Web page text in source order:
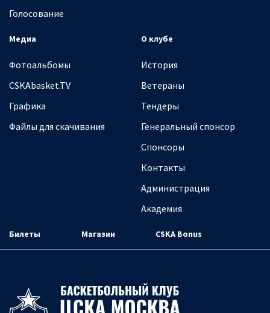
Голосование
Медиа
Фотоальбомы
CSKAbasket.TV
Графика
Файлы для скачивания
О клубе
История
Ветераны
Тендеры
Генеральный спонсор
Спонсоры
Контакты
Администрация
Академия
Билеты Магазин CSKA Bonus